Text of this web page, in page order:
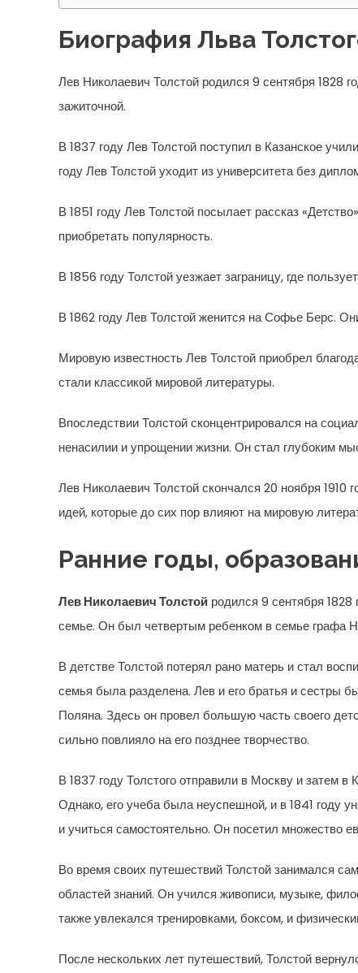
Биография Льва
Лев Николаевич Толстой родился 9 сентября 1828
зажиточной.
В 1837 году Лев Толстой поступил в Казанское
году Лев Толстой уходит из университета без
В 1851 году Лев Толстой посылает рассказ
приобретать популярность.
В 1856 году Толстой уезжает заграницу, где
В 1862 году Лев Толстой женится на Софье Берс.
Мировую известность Лев Толстой приобрел
стали классикой мировой литературы.
Впоследствии Толстой сконцентрировался на
ненасилии и упрощении жизни. Он стал глубоким
Лев Николаевич Толстой скончался 20 ноября 1910
идей, которые до сих пор влияют на мировую
Ранние годы,
Лев Николаевич Толстой родился 9 сентября 1828
семье. Он был четвертым ребенком в семье графа
В детстве Толстой потерял рано матерь и стал
семья была разделена. Лев и его братья и сестры
Поляна. Здесь он провел большую часть своего
сильно повлияло на его позднее творчество.
В 1837 году Толстого отправили в Москву и затем в
Однако, его учеба была неуспешной, и в 1841 году
и учиться самостоятельно. Он посетил множество
Во время своих путешествий Толстой занимался
областей знаний. Он учился живописи, музыке,
также увлекался тренировками, боксом, и
После нескольких лет путешествий, Толстой